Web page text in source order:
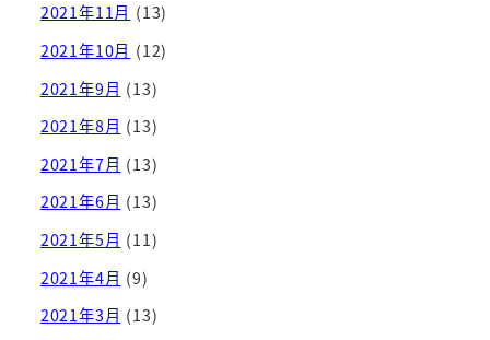
2021年11月 (13)
2021年10月 (12)
2021年9月 (13)
2021年8月 (13)
2021年7月 (13)
2021年6月 (13)
2021年5月 (11)
2021年4月 (9)
2021年3月 (13)